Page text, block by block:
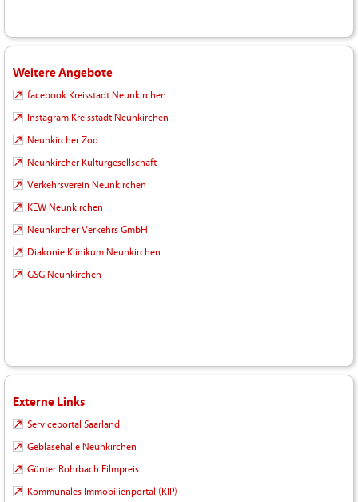
Weitere Angebote
facebook Kreisstadt Neunkirchen
Instagram Kreisstadt Neunkirchen
Neunkircher Zoo
Neunkircher Kulturgesellschaft
Verkehrsverein Neunkirchen
KEW Neunkirchen
Neunkircher Verkehrs GmbH
Diakonie Klinikum Neunkirchen
GSG Neunkirchen
Externe Links
Serviceportal Saarland
Gebläsehalle Neunkirchen
Günter Rohrbach Filmpreis
Kommunales Immobilienportal (KIP)